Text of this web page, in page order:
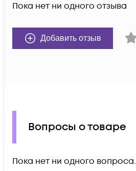
Пока нет ни одного отзыва
Добавить отзыв
Вопросы о товаре
Пока нет ни одного вопроса.